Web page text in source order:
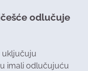
odlučuje
uključuju
imali odlučujuću